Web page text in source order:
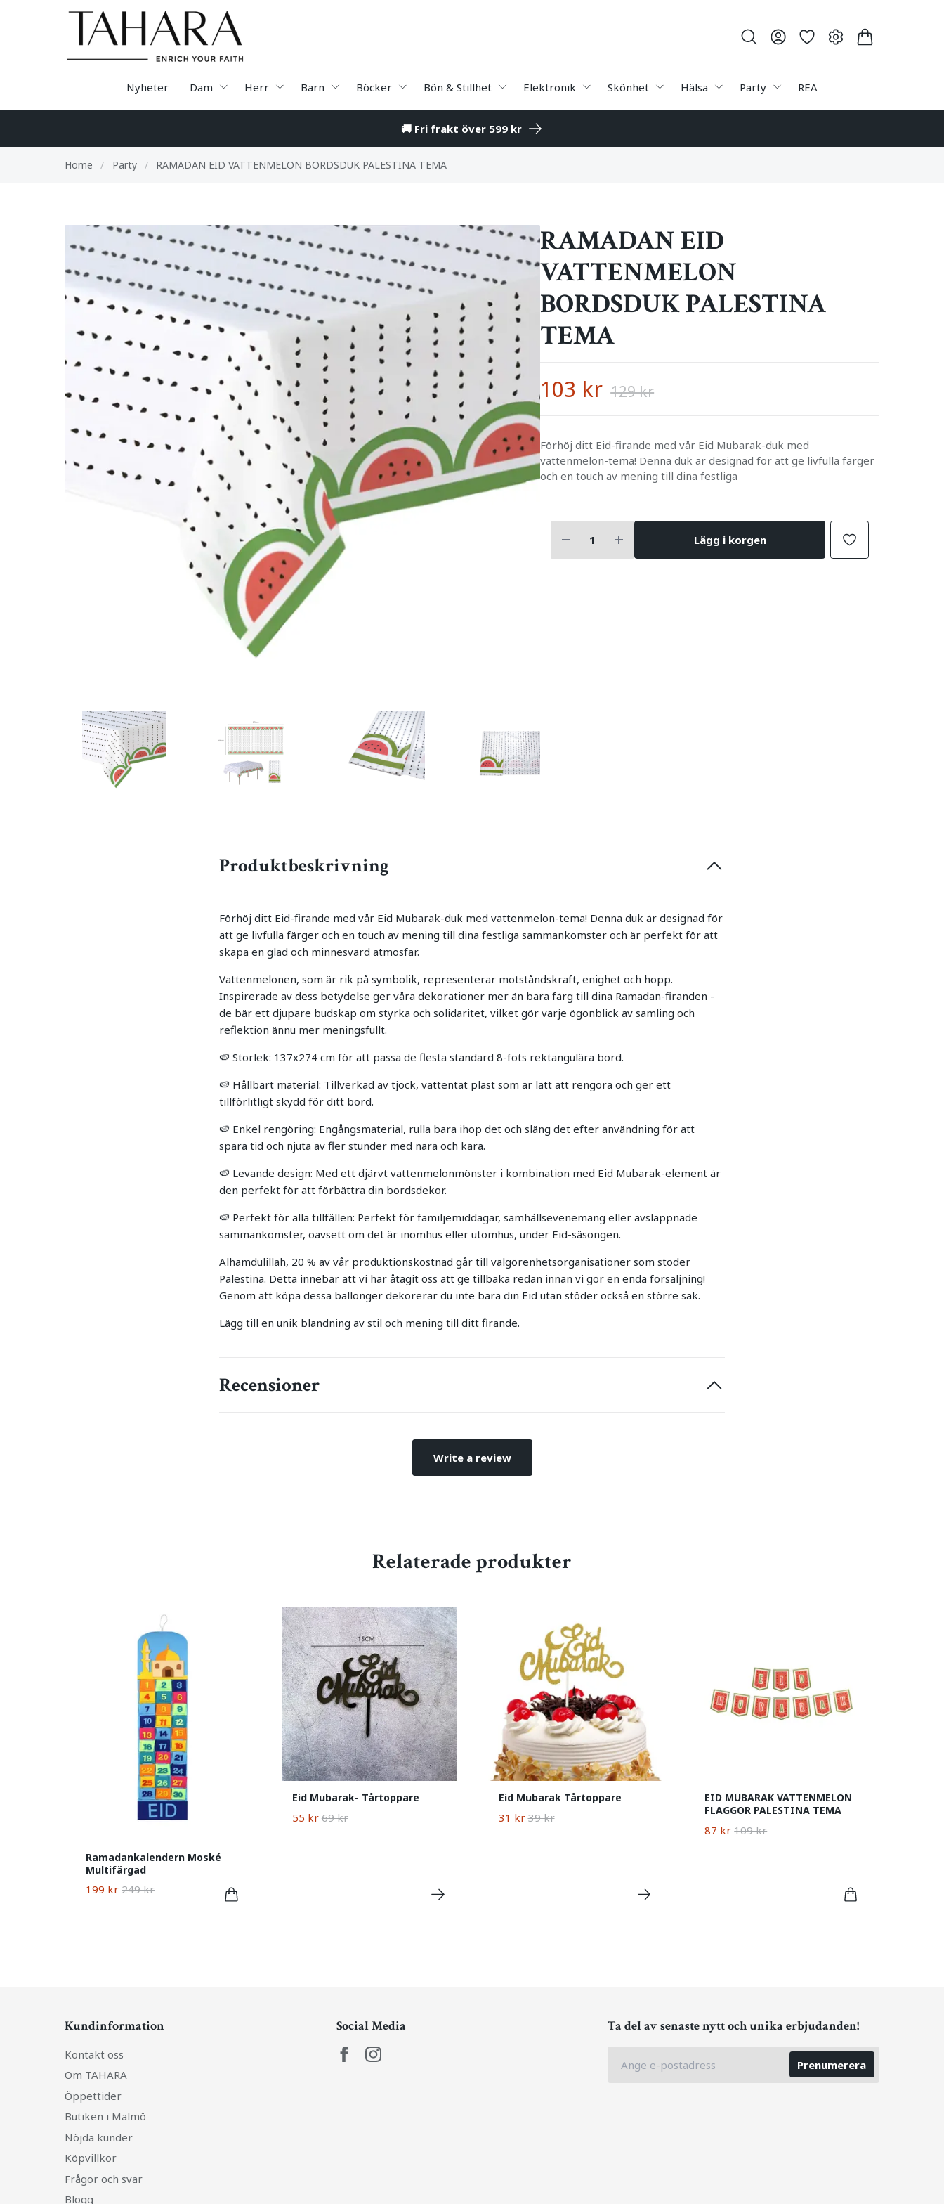
Nyheter Dam Herr Barn Böcker Bön & Stillhet Elektronik Skönhet Hälsa Party REA
🚚 Fri frakt över 599 kr
Home / Party / RAMADAN EID VATTENMELON BORDSDUK PALESTINA TEMA
RAMADAN EID
VATTENMELON
BORDSDUK PALESTINA
TEMA
103 kr 129 kr
Förhöj ditt Eid-firande med vår Eid Mubarak-duk med
vattenmelon-tema! Denna duk är designad för att ge livfulla färger
och en touch av mening till dina festliga
Lägg i korgen
Produktbeskrivning
Förhöj ditt Eid-firande med vår Eid Mubarak-duk med vattenmelon-tema! Denna duk är designad för
att ge livfulla färger och en touch av mening till dina festliga sammankomster och är perfekt för att
skapa en glad och minnesvärd atmosfär.
Vattenmelonen, som är rik på symbolik, representerar motståndskraft, enighet och hopp.
Inspirerade av dess betydelse ger våra dekorationer mer än bara färg till dina Ramadan-firanden -
de bär ett djupare budskap om styrka och solidaritet, vilket gör varje ögonblick av samling och
reflektion ännu mer meningsfullt.
🍉 Storlek: 137x274 cm för att passa de flesta standard 8-fots rektangulära bord.
🍉 Hållbart material: Tillverkad av tjock, vattentät plast som är lätt att rengöra och ger ett
tillförlitligt skydd för ditt bord.
🍉 Enkel rengöring: Engångsmaterial, rulla bara ihop det och släng det efter användning för att
spara tid och njuta av fler stunder med nära och kära.
🍉 Levande design: Med ett djärvt vattenmelonmönster i kombination med Eid Mubarak-element är
den perfekt för att förbättra din bordsdekor.
🍉 Perfekt för alla tillfällen: Perfekt för familjemiddagar, samhällsevenemang eller avslappnade
sammankomster, oavsett om det är inomhus eller utomhus, under Eid-säsongen.
Alhamdulillah, 20 % av vår produktionskostnad går till välgörenhetsorganisationer som stöder
Palestina. Detta innebär att vi har åtagit oss att ge tillbaka redan innan vi gör en enda försäljning!
Genom att köpa dessa ballonger dekorerar du inte bara din Eid utan stöder också en större sak.
Lägg till en unik blandning av stil och mening till ditt firande.
Recensioner
Write a review
Relaterade produkter
Ramadankalendern Moské
Multifärgad
199 kr 249 kr
Eid Mubarak- Tårtoppare
55 kr 69 kr
Eid Mubarak Tårtoppare
31 kr 39 kr
EID MUBARAK VATTENMELON
FLAGGOR PALESTINA TEMA
87 kr 109 kr
Kundinformation
Kontakt oss
Om TAHARA
Öppettider
Butiken i Malmö
Nöjda kunder
Köpvillkor
Frågor och svar
Blogg
Social Media Ta del av senaste nytt och unika erbjudanden!
Prenumerera